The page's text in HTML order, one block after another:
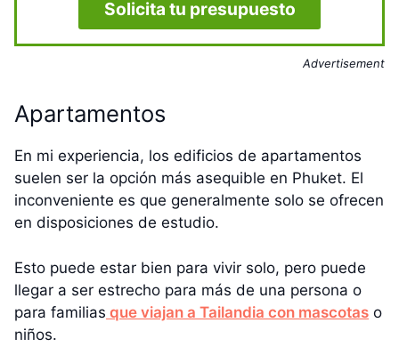
Solicita tu presupuesto
Advertisement
Apartamentos
En mi experiencia, los edificios de apartamentos
suelen ser la opción más asequible en Phuket. El
inconveniente es que generalmente solo se ofrecen
en disposiciones de estudio.
Esto puede estar bien para vivir solo, pero puede
llegar a ser estrecho para más de una persona o
para familias que viajan a Tailandia con mascotas o
niños.